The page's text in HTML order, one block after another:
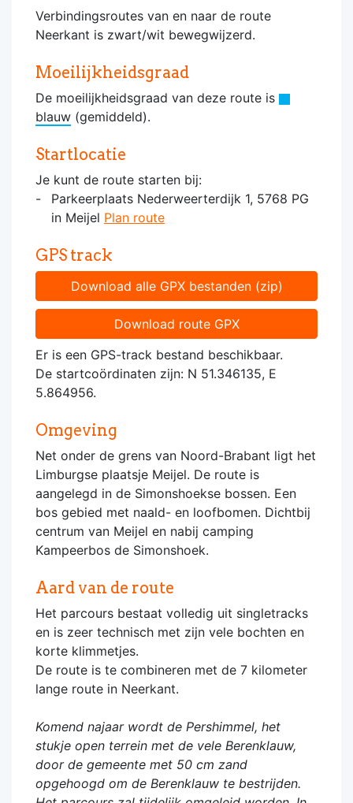
Verbindingsroutes van en naar de route
Neerkant is zwart/wit bewegwijzerd.
Moeilijkheidsgraad
De moeilijkheidsgraad van deze route is
blauw (gemiddeld).
Startlocatie
Je kunt de route starten bij:
Parkeerplaats Nederweerterdijk 1, 5768 PG
in Meijel Plan route
GPS track
Download alle GPX bestanden (zip)
Download route GPX
Er is een GPS-track bestand beschikbaar.
De startcoördinaten zijn: N 51.346135, E
5.864956.
Omgeving
Net onder de grens van Noord-Brabant ligt het
Limburgse plaatsje Meijel. De route is
aangelegd in de Simonshoekse bossen. Een
bos gebied met naald- en loofbomen. Dichtbij
centrum van Meijel en nabij camping
Kampeerbos de Simonshoek.
Aard van de route
Het parcours bestaat volledig uit singletracks
en is zeer technisch met zijn vele bochten en
korte klimmetjes.
De route is te combineren met de 7 kilometer
lange route in Neerkant.
Komend najaar wordt de Pershimmel, het
stukje open terrein met de vele Berenklauw,
door de gemeente met 50 cm zand
opgehoogd om de Berenklauw te bestrijden.